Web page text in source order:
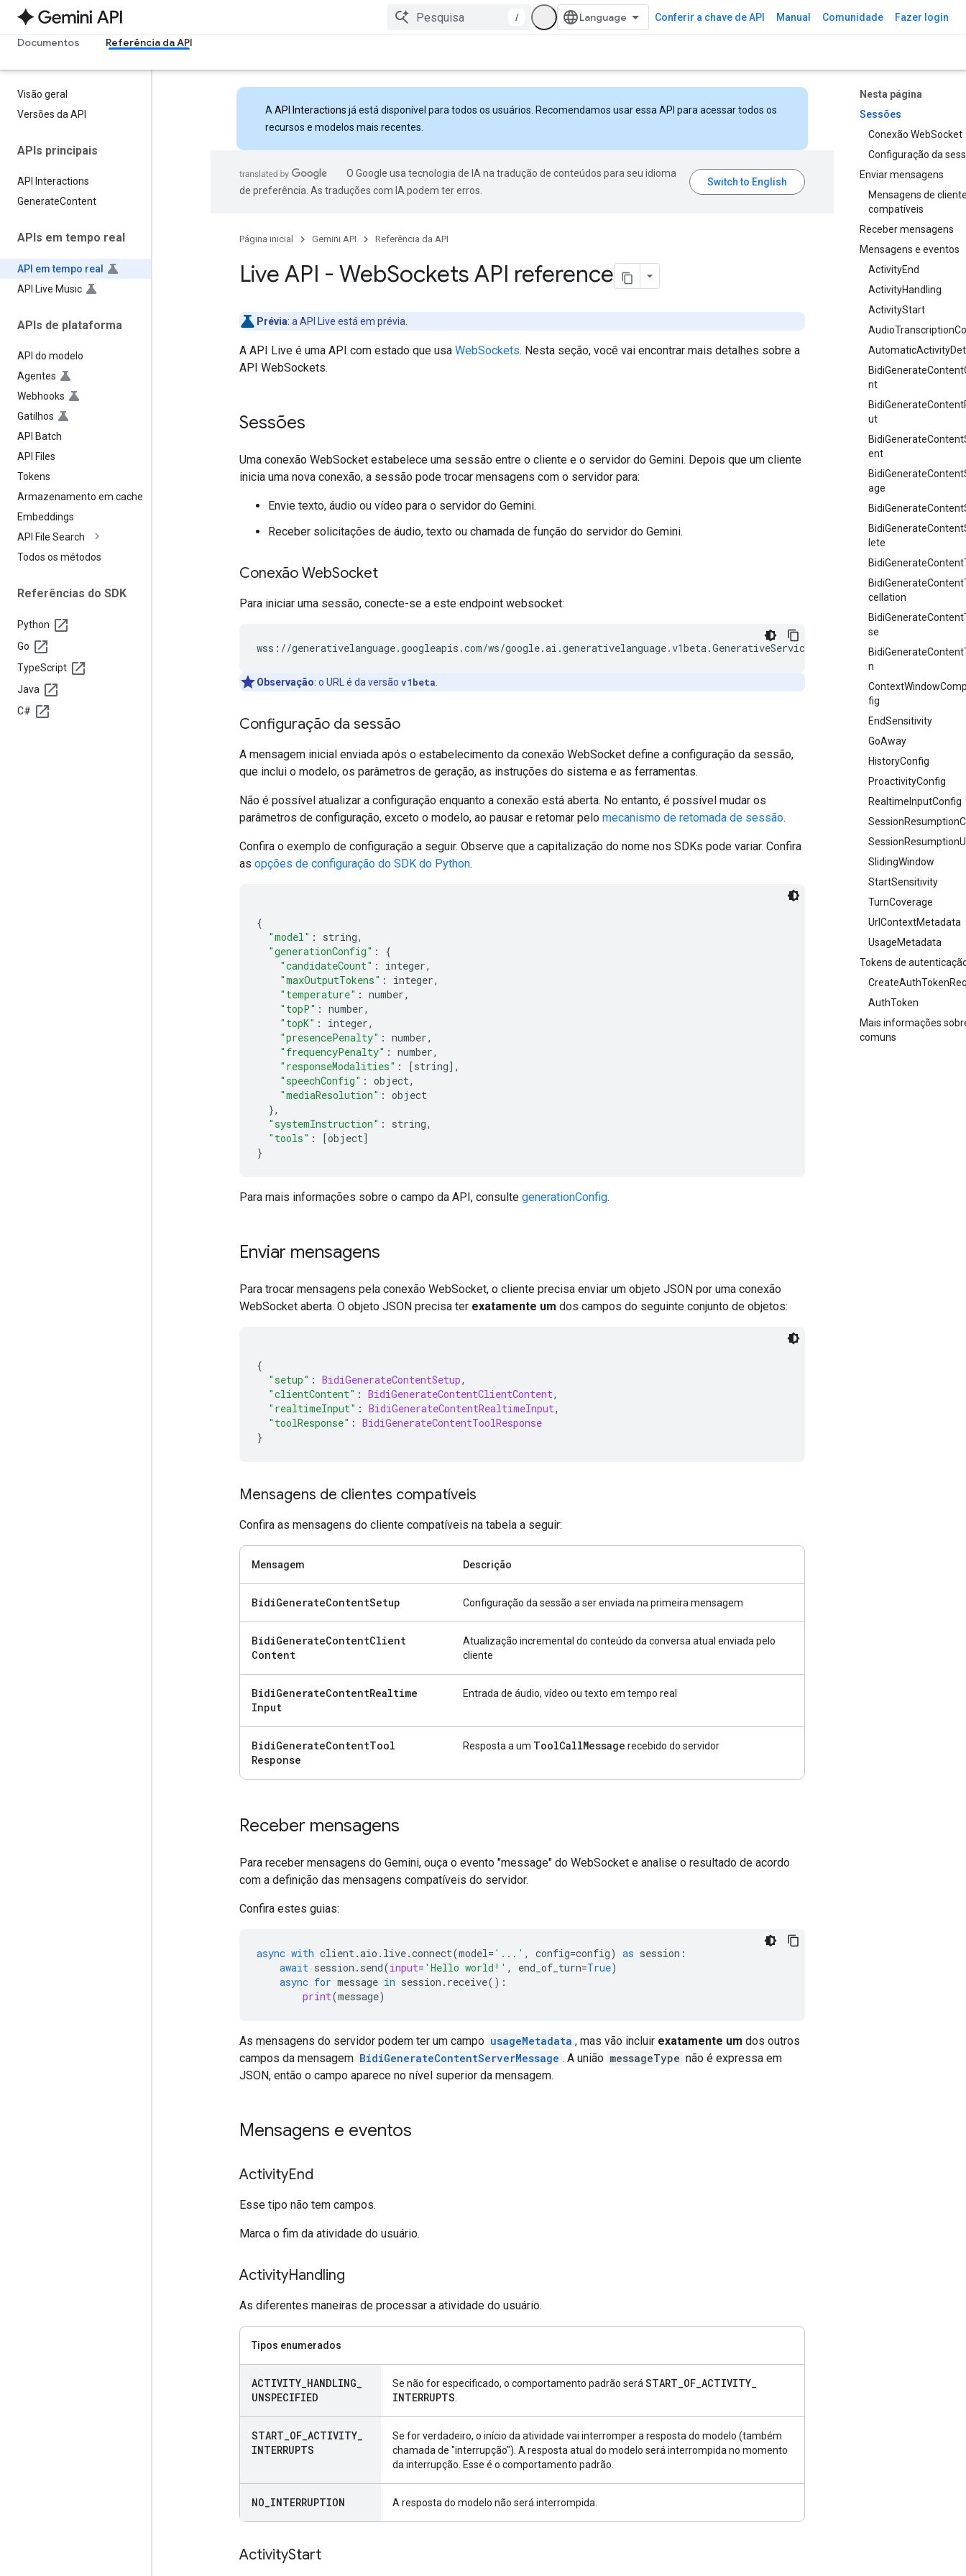
/ Conferir a chave de API Manual Comunidade Fazer login
Documentos Referência da API
Visão geral
Versões da API
APIs principais
API Interactions
GenerateContent
APIs em tempo real
API em tempo real
API Live Music
APIs de plataforma
API do modelo
Agentes
Webhooks
Gatilhos
API Batch
API Files
Tokens
Armazenamento em cache
Embeddings
API File Search
Todos os métodos
Referências do SDK
Python
Go
TypeScript
Java
C#
Nesta página
Sessões
Conexão WebSocket
Configuração da
Enviar mensagens
Mensagens de
compatíveis
Receber mensagens
Mensagens e eventos
ActivityEnd
ActivityHandling
ActivityStart
nt
ut
ent
age
lete
cellation
se
n
fig
EndSensitivity
GoAway
HistoryConfig
ProactivityConfig
RealtimeInputConfig
SlidingWindow
StartSensitivity
TurnCoverage
UrlContextMetadata
UsageMetadata
Tokens de
AuthToken
Mais informações
comuns
A API Interactions já está disponível para todos os usuários. Recomendamos usar essa API para acessar todos os
recursos e modelos mais recentes.
O Google usa tecnologia de IA na tradução de conteúdos para seu idioma
de preferência. As traduções com IA podem ter erros.
Página inicial Gemini API Referência da API
Live API - WebSockets API reference
Prévia: a API Live está em prévia.
A API Live é uma API com estado que usa WebSockets. Nesta seção, você vai encontrar mais detalhes sobre a
API WebSockets.
Sessões
Uma conexão WebSocket estabelece uma sessão entre o cliente e o servidor do Gemini. Depois que um cliente
inicia uma nova conexão, a sessão pode trocar mensagens com o servidor para:
Envie texto, áudio ou vídeo para o servidor do Gemini.
Receber solicitações de áudio, texto ou chamada de função do servidor do Gemini.
Conexão WebSocket
Para iniciar uma sessão, conecte-se a este endpoint websocket:
Observação: o URL é da versão v1beta
Configuração da sessão
A mensagem inicial enviada após o estabelecimento da conexão WebSocket define a configuração da sessão,
que inclui o modelo, os parâmetros de geração, as instruções do sistema e as ferramentas.
Não é possível atualizar a configuração enquanto a conexão está aberta. No entanto, é possível mudar os
parâmetros de configuração, exceto o modelo, ao pausar e retomar pelo mecanismo de retomada de sessão.
Confira o exemplo de configuração a seguir. Observe que a capitalização do nome nos SDKs pode variar. Confira
as opções de configuração do SDK do Python.
{
"model" : string,
"generationConfig" :
{
"candidateCount" : integer,
"maxOutputTokens" : integer,
"temperature" : number,
"topP" : number,
"topK" : integer,
"presencePenalty" : number,
"frequencyPenalty" : number,
"responseModalities" : [string],
"speechConfig" : object,
"mediaResolution" : object
},
"systemInstruction" : string,
"tools" : [object]
}
Para mais informações sobre o campo da API, consulte generationConfig.
Enviar mensagens
Para trocar mensagens pela conexão WebSocket, o cliente precisa enviar um objeto JSON por uma conexão
WebSocket aberta. O objeto JSON precisa ter exatamente um dos campos do seguinte conjunto de objetos:
{
"setup" : BidiGenerateContentSetup,
"clientContent" : BidiGenerateContentClientContent,
"realtimeInput" : BidiGenerateContentRealtimeInput,
"toolResponse" : BidiGenerateContentToolResponse
}
Mensagens de clientes compatíveis
Confira as mensagens do cliente compatíveis na tabela a seguir:
Mensagem Descrição
BidiGenerateContentSetup Configuração da sessão a ser enviada na primeira mensagem
BidiGenerateContentClient
Content
Atualização incremental do conteúdo da conversa atual enviada pelo
cliente
BidiGenerateContentRealtime
Input
Entrada de áudio, vídeo ou texto em tempo real
BidiGenerateContentTool
Response
Resposta a um ToolCallMessage recebido do servidor
Receber mensagens
Para receber mensagens do Gemini, ouça o evento "message" do WebSocket e analise o resultado de acordo
com a definição das mensagens compatíveis do servidor.
Confira estes guias:
async with client.aio . live.connect(model= '...' , config=config) as session :
await session . send(input= 'Hello world!' , end_of_turn=True)
async for message in session . receive():
print(message)
As mensagens do servidor podem ter um campo usageMetadata , mas vão incluir exatamente um dos outros
campos da mensagem BidiGenerateContentServerMessage . A união messageType não é expressa em
JSON, então o campo aparece no nível superior da mensagem.
Mensagens e eventos
ActivityEnd
Esse tipo não tem campos.
Marca o fim da atividade do usuário.
ActivityHandling
As diferentes maneiras de processar a atividade do usuário.
Tipos enumerados
ACTIVITY HANDLING
UNSPECIFIED
Se não for especificado, o comportamento padrão será START_OF_ACTIVITY_
INTERRUPTS
START OF ACTIVITY
INTERRUPTS
Se for verdadeiro, o início da atividade vai interromper a resposta do modelo (também
chamada de "interrupção"). A resposta atual do modelo será interrompida no momento
da interrupção. Esse é o comportamento padrão.
NO INTERRUPTION A resposta do modelo não será interrompida.
ActivityStart